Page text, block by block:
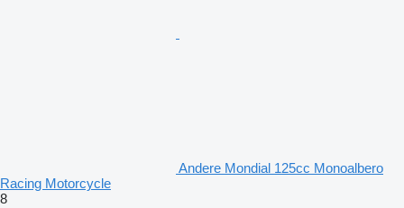
Andere Mondial 125cc Monoalbero
Racing Motorcycle
8